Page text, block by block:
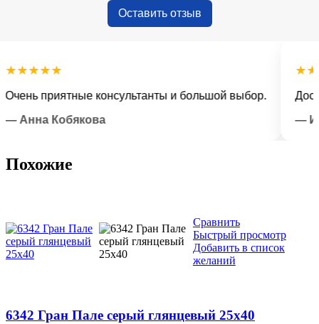
Оставить отзыв
приятные консультанты и большой выбор.
Кобякова
— Илья
Похожие
Сравнить
Быстрый просмотр
Добавить в список
желаний
6342 Гран Пале серый глянцевый 25х40